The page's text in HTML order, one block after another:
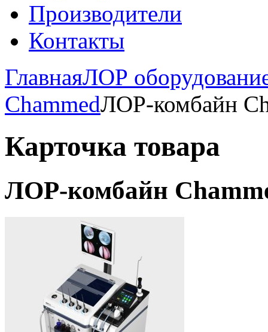
Производители
Контакты
ГлавнаяЛОР
ChammedЛОР-комбайн
Карточка товара
ЛОР-комбайн